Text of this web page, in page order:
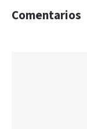
Comentarios